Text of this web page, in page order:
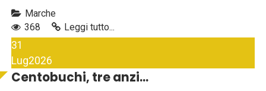
Marche
368
Leggi tutto...
31
Lug2026
Centobuchi, tre anzi...